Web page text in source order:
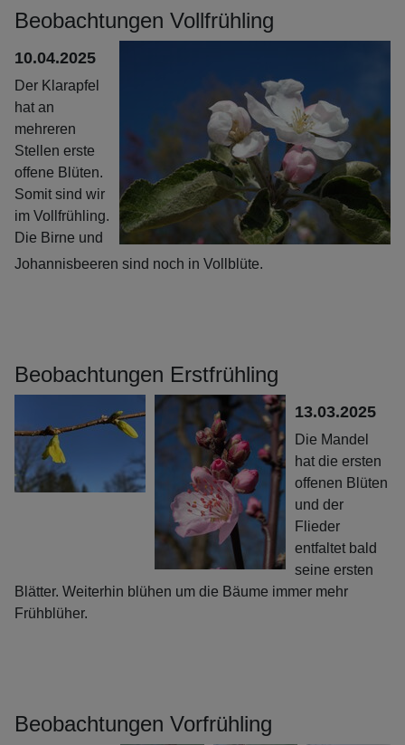
Beobachtungen Vollfrühling
10.04.2025
Der Klarapfel
hat an
mehreren
Stellen erste
offene Blüten.
Somit sind wir
im Vollfrühling.
Die Birne und
Johannisbeeren sind noch in Vollblüte.
Beobachtungen Erstfrühling
13.03.2025
Die Mandel
hat die ersten
offenen Blüten
und der
Flieder
entfaltet bald
seine ersten
Blätter. Weiterhin blühen um die Bäume immer mehr
Frühblüher.
Beobachtungen Vorfrühling